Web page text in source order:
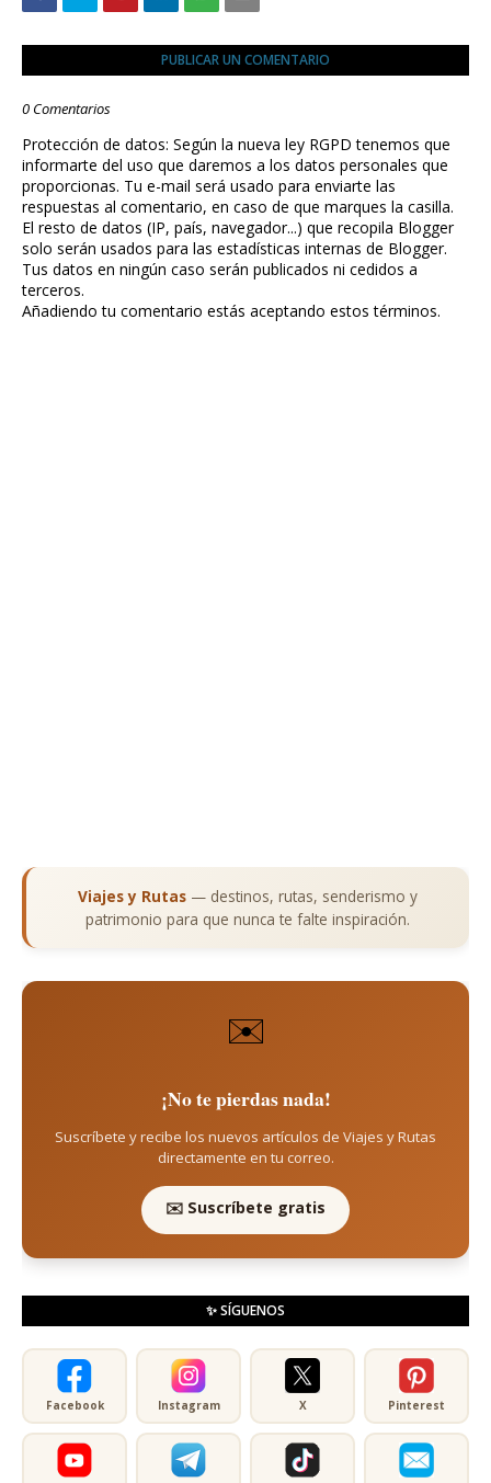
PUBLICAR UN COMENTARIO
0 Comentarios
Protección de datos: Según la nueva ley RGPD tenemos que
informarte del uso que daremos a los datos personales que
proporcionas. Tu e-mail será usado para enviarte las
respuestas al comentario, en caso de que marques la casilla.
El resto de datos (IP, país, navegador...) que recopila Blogger
solo serán usados para las estadísticas internas de Blogger.
Tus datos en ningún caso serán publicados ni cedidos a
terceros.
Añadiendo tu comentario estás aceptando estos términos.
Viajes y Rutas — destinos, rutas, senderismo y
patrimonio para que nunca te falte inspiración.
✉️
¡No te pierdas nada!
Suscríbete y recibe los nuevos artículos de Viajes y Rutas
directamente en tu correo.
✉️ Suscríbete gratis
✨ SÍGUENOS
Facebook Instagram X Pinterest